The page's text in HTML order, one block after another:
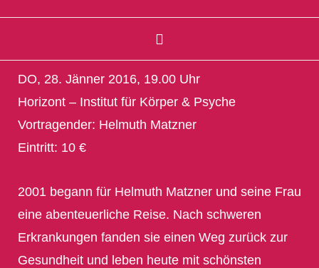
DO, 28. Jänner 2016, 19.00 Uhr
Horizont – Institut für Körper & Psyche
Vortragender: Helmuth Matzner
Eintritt: 10 €
2001 begann für Helmuth Matzner und seine Frau
eine abenteuerliche Reise. Nach schweren
Erkrankungen fanden sie einen Weg zurück zur
Gesundheit und leben heute mit schönsten